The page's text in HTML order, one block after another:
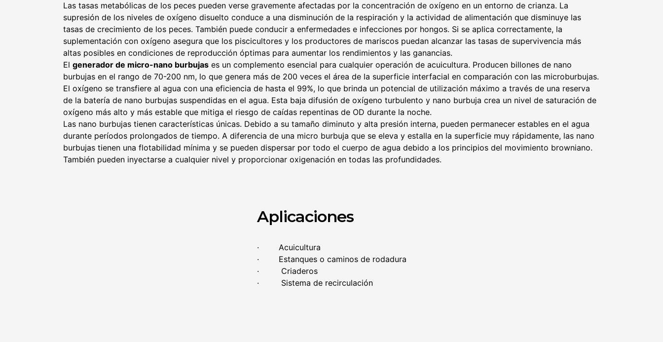
Las tasas metabólicas de los peces pueden verse gravemente afectadas por la concentración de oxígeno en un entorno de crianza. La
supresión de los niveles de oxígeno disuelto conduce a una disminución de la respiración y la actividad de alimentación que disminuye las
tasas de crecimiento de los peces. También puede conducir a enfermedades e infecciones por hongos. Si se aplica correctamente, la
suplementación con oxígeno asegura que los piscicultores y los productores de mariscos puedan alcanzar las tasas de supervivencia más
altas posibles en condiciones de reproducción óptimas para aumentar los rendimientos y las ganancias.
El generador de micro-nano burbujas es un complemento esencial para cualquier operación de acuicultura. Producen billones de nano
burbujas en el rango de 70-200 nm, lo que genera más de 200 veces el área de la superficie interfacial en comparación con las microburbujas.
El oxígeno se transfiere al agua con una eficiencia de hasta el 99%, lo que brinda un potencial de utilización máximo a través de una reserva
de la batería de nano burbujas suspendidas en el agua. Esta baja difusión de oxígeno turbulento y nano burbuja crea un nivel de saturación de
oxígeno más alto y más estable que mitiga el riesgo de caídas repentinas de OD durante la noche.
Las nano burbujas tienen características únicas. Debido a su tamaño diminuto y alta presión interna, pueden permanecer estables en el agua
durante períodos prolongados de tiempo. A diferencia de una micro burbuja que se eleva y estalla en la superficie muy rápidamente, las nano
burbujas tienen una flotabilidad mínima y se pueden dispersar por todo el cuerpo de agua debido a los principios del movimiento browniano.
También pueden inyectarse a cualquier nivel y proporcionar oxigenación en todas las profundidades.
Aplicaciones
· Acuicultura
· Estanques o caminos de rodadura
· Criaderos
· Sistema de recirculación